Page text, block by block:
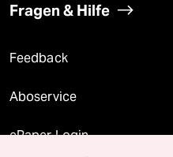
Fragen & Hilfe
Feedback
Aboservice
ePaper Login